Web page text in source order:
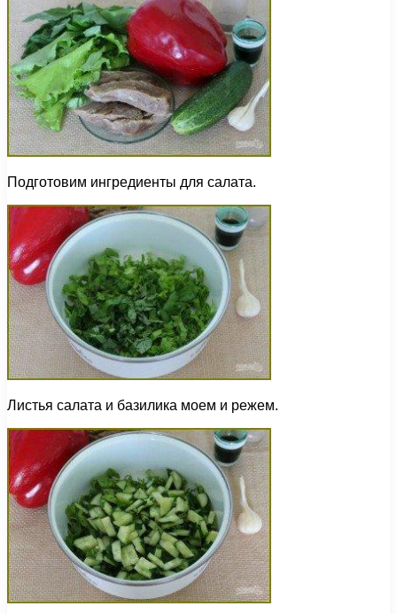
Подготовим ингредиенты для салата.
Листья салата и базилика моем и режем.